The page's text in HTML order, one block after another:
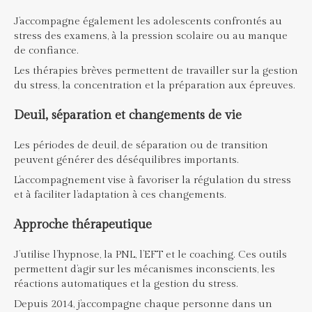
J’accompagne également les adolescents confrontés au
stress des examens, à la pression scolaire ou au manque
de confiance.
Les thérapies brèves permettent de travailler sur la gestion
du stress, la concentration et la préparation aux épreuves.
Deuil, séparation et changements de vie
Les périodes de deuil, de séparation ou de transition
peuvent générer des déséquilibres importants.
L’accompagnement vise à favoriser la régulation du stress
et à faciliter l’adaptation à ces changements.
Approche thérapeutique
J’utilise l’hypnose, la PNL, l’EFT et le coaching. Ces outils
permettent d’agir sur les mécanismes inconscients, les
réactions automatiques et la gestion du stress.
Depuis 2014, j’accompagne chaque personne dans un